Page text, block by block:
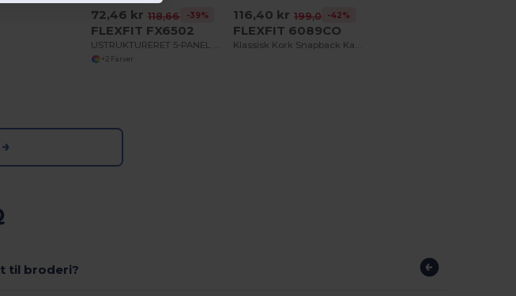
72,46 kr 118,66 kr-39%
FLEXFIT FX6502
+2 Farver
116,40 kr 199,04 kr
-42%
FLEXFIT 6089CO
til broderi?